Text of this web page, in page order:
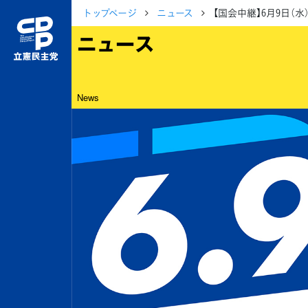
トップページ ニュース 【国会中継】6月9日
ニュース
News